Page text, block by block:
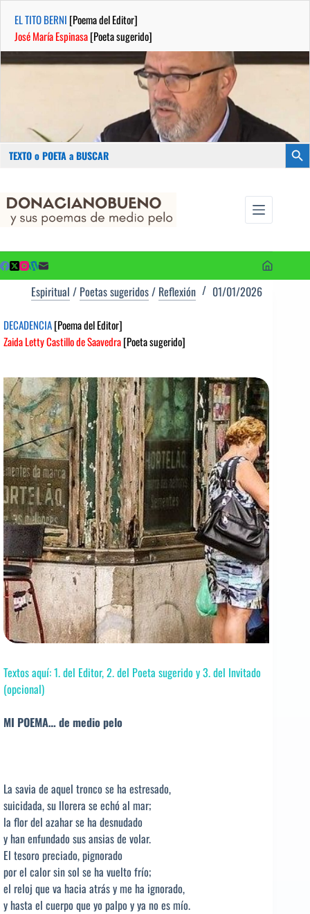
EL TITO BERNI [Poema del Editor]
José María Espinasa[Poeta sugerido]
Buscar:
contenido
Espiritual / Poetas sugeridos/ Reflexión 01/01/2026
DECADENCIA[Poema del Editor]
Zaida Letty Castillo de Saavedra[Poeta sugerido]
Textos aquí: 1. del Editor, 2. del Poeta sugerido y 3. del Invitado
(opcional)
MI POEMA… de medio pelo
La savia de aquel tronco se ha estresado,
suicidada, su llorera se echó al mar;
la flor del azahar se ha desnudado
y han enfundado sus ansias de volar.
El tesoro preciado, pignorado
por el calor sin sol se ha vuelto frío;
el reloj que va hacia atrás y me ha ignorado,
y hasta el cuerpo que yo palpo y ya no es mío.